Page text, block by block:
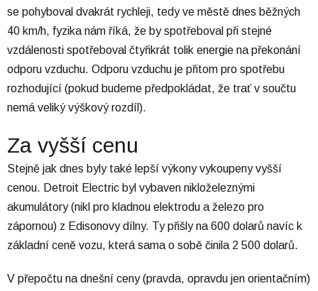
se pohyboval dvakrát rychleji, tedy ve městě dnes běžných
40 km/h, fyzika nám říká, že by spotřeboval při stejné
vzdálenosti spotřeboval čtyřikrát tolik energie na překonání
odporu vzduchu. Odporu vzduchu je přitom pro spotřebu
rozhodující (pokud budeme předpokládat, že trať v součtu
nemá veliký výškový rozdíl).
Za vyšší cenu
Stejně jak dnes byly také lepší výkony vykoupeny vyšší
cenou. Detroit Electric byl vybaven nikloželeznými
akumulátory (nikl pro kladnou elektrodu a železo pro
zápornou) z Edisonovy dílny. Ty přišly na 600 dolarů navíc k
základní ceně vozu, která sama o sobě činila 2 500 dolarů.
V přepočtu na dnešní ceny (pravda, opravdu jen orientačním)